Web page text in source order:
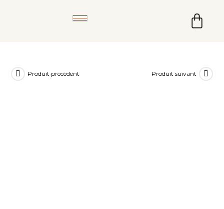
Produit précédent Produit suivant